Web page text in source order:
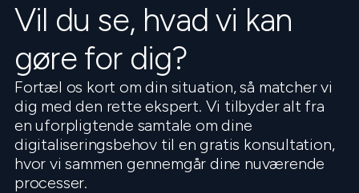
Vil du se, hvad vi kan
gøre for dig?
Fortæl os kort om din situation, så matcher vi
dig med den rette ekspert. Vi tilbyder alt fra
en uforpligtende samtale om dine
digitaliseringsbehov til en gratis konsultation,
hvor vi sammen gennemgår dine nuværende
processer.